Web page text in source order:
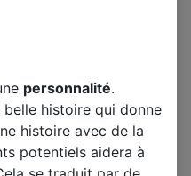
REV 2.1
personnalité.
histoire qui donne
histoire avec de la
potentiels aidera à